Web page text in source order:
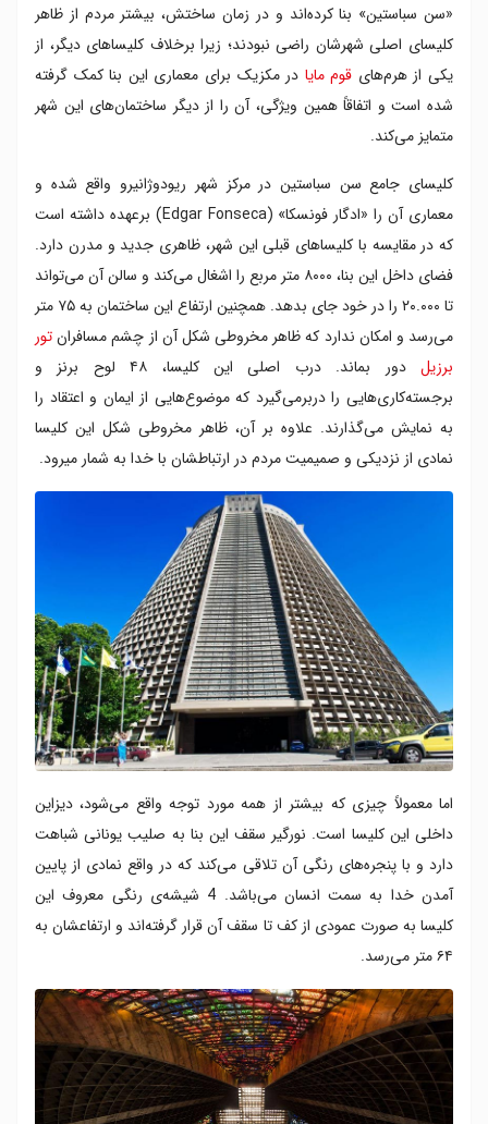
«سن سباستین» بنا کرده‌اند و در زمان ساختش، بیشتر مردم از ظاهر
کلیسای اصلی شهرشان راضی نبودند؛ زیرا برخلاف کلیساهای دیگر، از
یکی از هرم‌های قوم مایا در مکزیک برای معماری این بنا کمک گرفته
شده است و اتفاقاً همین ویژگی، آن را از دیگر ساختمان‌های این شهر
متمایز می‌کند.
کلیسای جامع سن سباستین در مرکز شهر ریودوژانیرو واقع شده و
معماری آن را «ادگار فونسکا» (Edgar Fonseca) برعهده داشته است
که در مقایسه با کلیساهای قبلی این شهر، ظاهری جدید و مدرن دارد.
فضای داخل این بنا، ۸۰۰۰ متر مربع را اشغال می‌کند و سالن آن می‌تواند
تا ۲۰.۰۰۰ را در خود جای بدهد. همچنین ارتفاع این ساختمان به ۷۵ متر
می‌رسد و امکان ندارد که ظاهر مخروطی شکل آن از چشم مسافرانتور
برزیل
دور بماند. درب اصلی این کلیسا، ۴۸ لوح برنز و
برجسته‌کاری‌هایی را دربرمی‌گیرد که موضوع‌هایی از ایمان و اعتقاد را
به نمایش می‌گذارند. علاوه بر آن، ظاهر مخروطی شکل این کلیسا
نمادی از نزدیکی و صمیمیت مردم در ارتباطشان با خدا به شمار می‎رود.
اما معمولاً چیزی که بیشتر از همه مورد توجه واقع می‌شود، دیزاین
داخلی این کلیسا است. نورگیر سقف این بنا به صلیب یونانی شباهت
دارد و با پنجره‌های رنگی آن تلاقی می‌کند که در واقع نمادی از پایین
آمدن خدا به سمت انسان می‌باشد. 4 شیشه‌ی رنگی معروف این
کلیسا به صورت عمودی از کف تا سقف آن قرار گرفته‌اند و ارتفاعشان به
۶۴ متر می‌رسد.